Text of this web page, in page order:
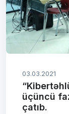
03.03.2021
üçüncü
çatıb.